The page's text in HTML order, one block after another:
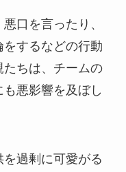
口を言ったり、
するなどの行動
ちは、チームの
悪影響を及ぼし
過剰に可愛がる